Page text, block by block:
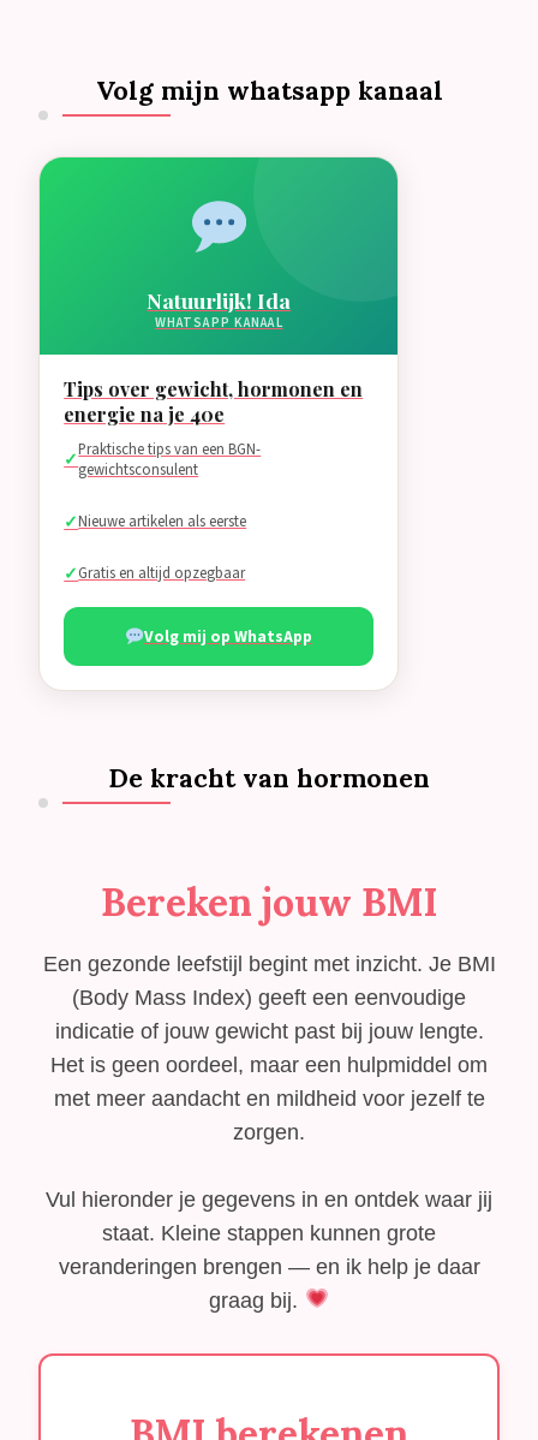
Volg mijn whatsapp kanaal
Natuurlijk! Ida
WHATSAPP KANAAL
Tips over gewicht, hormonen en
energie na je 40e
Praktische tips van een BGN-
gewichtsconsulent
Nieuwe artikelen als eerste
Gratis en altijd opzegbaar
Volg mij op WhatsApp
De kracht van hormonen
Bereken jouw BMI
Een gezonde leefstijl begint met inzicht. Je BMI
(Body Mass Index) geeft een eenvoudige
indicatie of jouw gewicht past bij jouw lengte.
Het is geen oordeel, maar een hulpmiddel om
met meer aandacht en mildheid voor jezelf te
zorgen.
Vul hieronder je gegevens in en ontdek waar jij
staat. Kleine stappen kunnen grote
veranderingen brengen — en ik help je daar
graag bij.